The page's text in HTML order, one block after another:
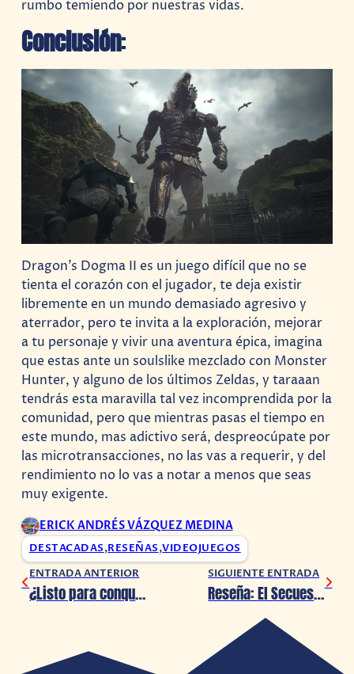
rumbo temiendo por nuestras vidas.
Conclusión:
Dragon’s Dogma II es un juego difícil que no se
tienta el corazón con el jugador, te deja existir
libremente en un mundo demasiado agresivo y
aterrador, pero te invita a la exploración, mejorar
a tu personaje y vivir una aventura épica, imagina
que estas ante un soulslike mezclado con Monster
Hunter, y alguno de los últimos Zeldas, y taraaan
tendrás esta maravilla tal vez incomprendida por la
comunidad, pero que mientras pasas el tiempo en
este mundo, mas adictivo será, despreocúpate por
las microtransacciones, no las vas a requerir, y del
rendimiento no lo vas a notar a menos que seas
muy exigente.
ERICK ANDRÉS VÁZQUEZ MEDINA
DESTACADAS,RESEÑAS,VIDEOJUEGOS
ENTRADA ANTERIOR
¿Listo para conquistar Westeros con Game of Thrones y Tiny Epic?
SIGUIENTE ENTRADA
Reseña: El Secuestro del Papa